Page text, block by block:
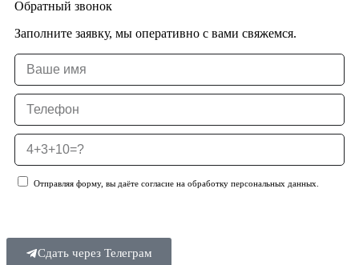
Обратный звонок
Заполните заявку, мы оперативно с вами свяжемся.
Отправляя форму, вы даёте согласие на обработку персональных данных.
Сдать через Телеграм